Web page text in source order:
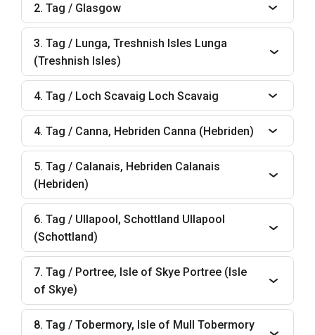
2. Tag / Glasgow
3. Tag / Lunga, Treshnish Isles Lunga
(Treshnish Isles)
4. Tag / Loch Scavaig Loch Scavaig
4. Tag / Canna, Hebriden Canna (Hebriden)
5. Tag / Calanais, Hebriden Calanais
(Hebriden)
6. Tag / Ullapool, Schottland Ullapool
(Schottland)
7. Tag / Portree, Isle of Skye Portree (Isle
of Skye)
8. Tag / Tobermory, Isle of Mull Tobermory